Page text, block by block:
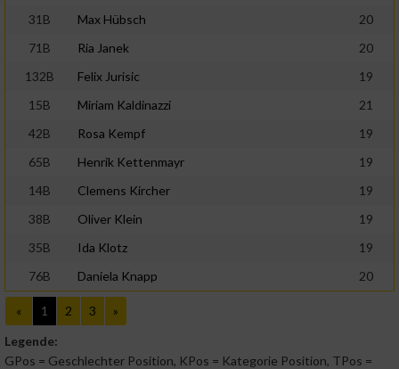
31B
Max Hübsch
20
71B
Ria Janek
20
132B
Felix Jurisic
19
15B
Miriam Kaldinazzi
21
42B
Rosa Kempf
19
65B
Henrik Kettenmayr
19
14B
Clemens Kircher
19
38B
Oliver Klein
19
35B
Ida Klotz
19
76B
Daniela Knapp 20
« 1 2 3
»
Legende:
GPos = Geschlechter Position, KPos = Kategorie Position, TPos =
IAB-Verarbeitungszwecke:
Speichern von oder Zugriff auf Informationen
auf einem Endgerät
Verwendung reduzierter Daten zur Auswahl
von Werbeanzeigen
Erstellung von Profilen für personalisierte
Verwendung von Profilen zur Auswahl
Erstellung von Profilen zur Personalisierung
von Inhalten
personalisierter Inhalte